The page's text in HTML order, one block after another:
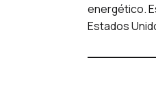
energético.
Estados